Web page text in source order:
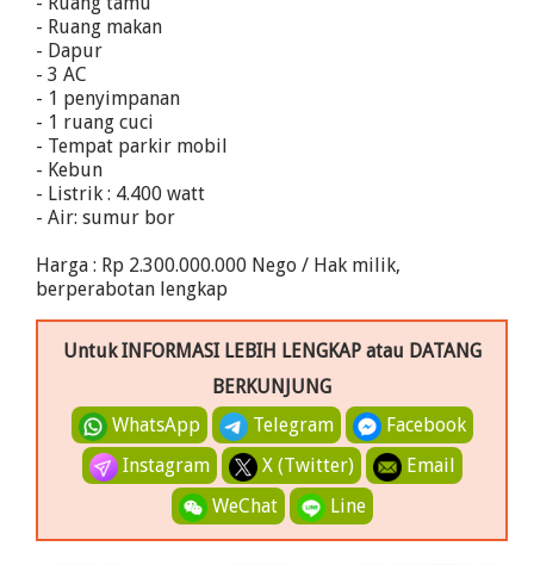
- Ruang makan
- Dapur
- 3 AC
- 1 penyimpanan
- 1 ruang cuci
- Tempat parkir mobil
- Kebun
- Listrik : 4.400 watt
- Air: sumur bor
Harga : Rp 2.300.000.000 Nego / Hak milik,
berperabotan lengkap
Untuk INFORMASI LEBIH LENGKAP atau DATANG
BERKUNJUNG
WhatsApp
Telegram
Facebook
Instagram
X (Twitter)
Email
WeChat
Line